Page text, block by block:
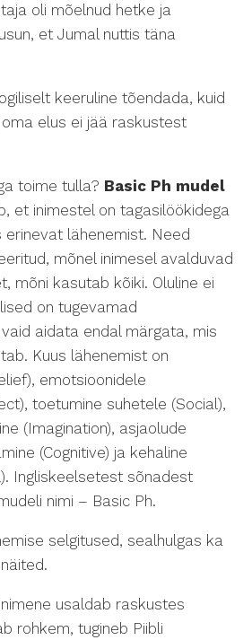
oli mõelnud hetke ja
et Jumal nuttis täna
keeruline tõendada, kuid
elus ei jää raskustest
toime tulla? Basic Ph mudel
et inimestel on tagasilöökidega
lähenemist. Need
mõnel inimesel avalduvad
mõni kasutab kõiki. Oluline ei
on tugevamad
aidata endal märgata, mis
Kuus lähenemist on
emotsioonidele
toetumine suhetele (Social),
(Imagination), asjaolude
(Cognitive) ja kehaline
Ingliskeelsetest sõnadest
nimi – Basic Ph.
selgitused, sealhulgas ka
usaldab raskustes
rohkem, tugineb Piibli